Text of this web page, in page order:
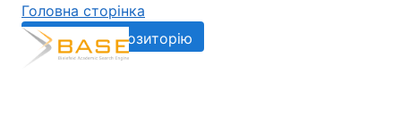
Головна сторінка
Сторінка репозиторію